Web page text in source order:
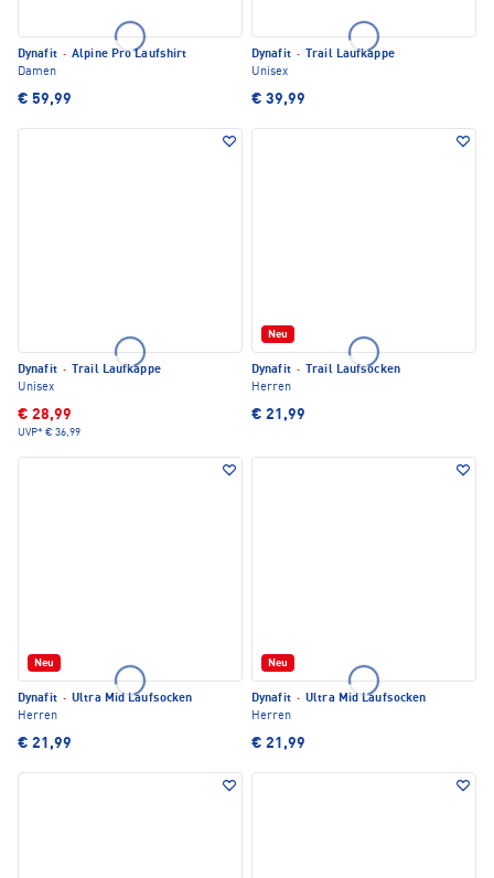
Dynafit · Alpine Pro Laufshirt
Damen
€ 59,99
Dynafit ·
Trail Laufkappe
Unisex
€ 39,99
Dynafit ·
Trail Laufkappe
Unisex
€ 28,99
UVP* € 36,99
Neu
Dynafit ·
Trail Laufsocken
Herren
€ 21,99
Neu
Dynafit · Ultra Mid Laufsocken
Herren
€ 21,99
Neu
Dynafit · Ultra Mid Laufsocken
Herren
€ 21,99